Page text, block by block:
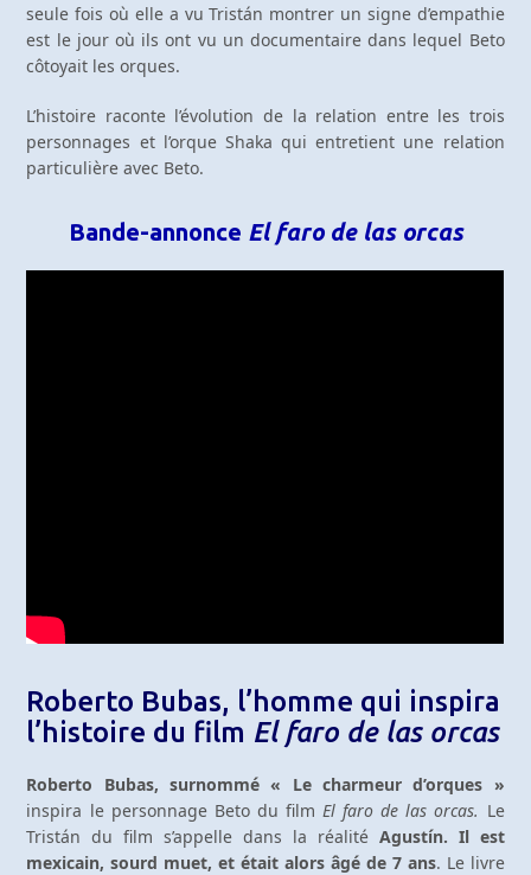
seule fois où elle a vu Tristán montrer un signe d’empathie
est le jour où ils ont vu un documentaire dans lequel Beto
côtoyait les orques.
L’histoire raconte l’évolution de la relation entre les trois
personnages et l’orque Shaka qui entretient une relation
particulière avec Beto.
Bande-annonce El faro de las orcas
Roberto Bubas, l’homme qui inspira
l’histoire du film El faro de las orcas
Roberto Bubas, surnommé « Le charmeur d’orques »
inspira le personnage Beto du filmEl faro de las orcas. Le
Tristán du film s’appelle dans la réalité Agustín. Il est
mexicain, sourd muet, et était alors âgé de 7 ans. Le livre